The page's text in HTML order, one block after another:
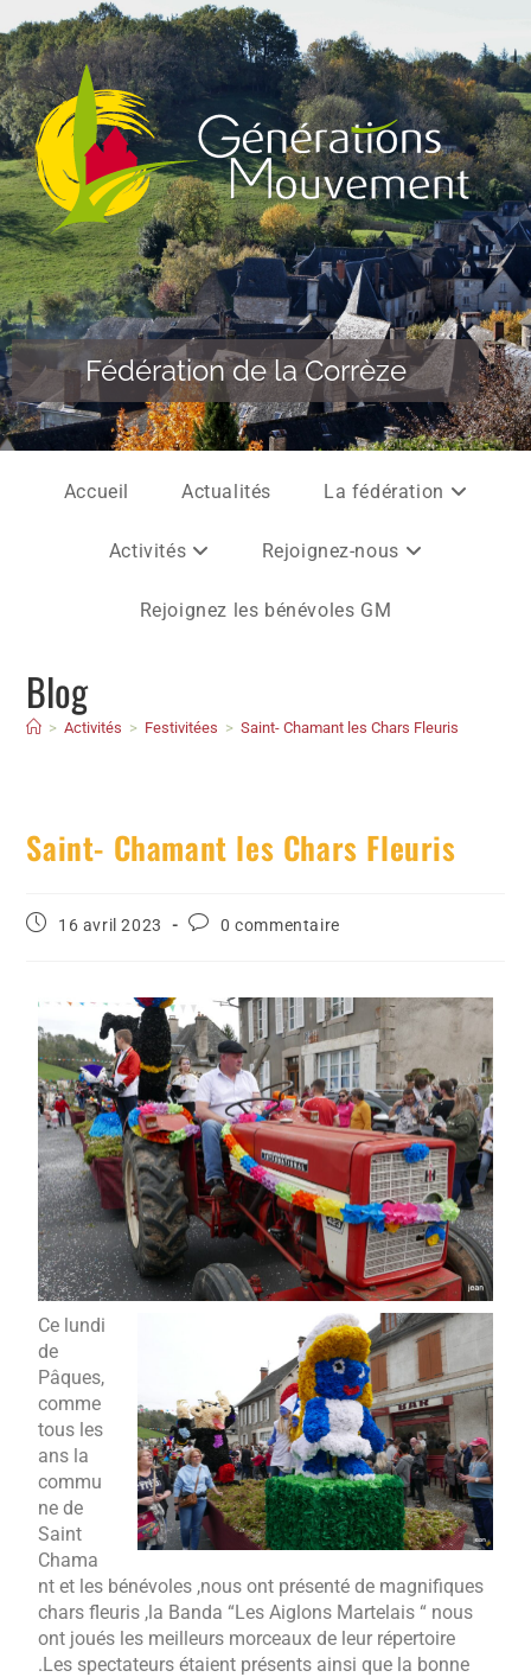
Fédération de la Corrèze
Accueil Actualités La fédération
Activités Rejoignez-nous
Rejoignez les bénévoles GM
Blog
> Activités > Festivitées > Saint- Chamant les Chars Fleuris
Saint- Chamant les Chars Fleuris
16 avril 2023 0 commentaire
Ce lundi
de
Pâques,
comme
tous les
ans la
commu
ne de
Saint
Chama
nt et les bénévoles ,nous ont présenté de magnifiques
chars fleuris ,la Banda “Les Aiglons Martelais “ nous
ont joués les meilleurs morceaux de leur répertoire
.Les spectateurs étaient présents ainsi que la bonne